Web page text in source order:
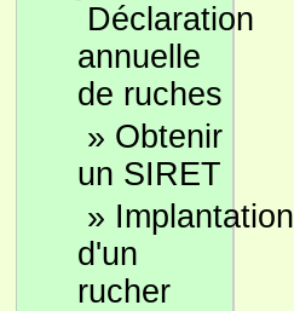
Déclaration
annuelle
de ruches
» Obtenir
un SIRET
» Implantation
d'un
rucher